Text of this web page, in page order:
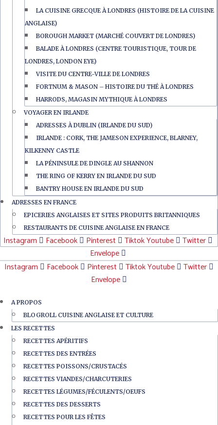
LA CUISINE GRECQUE À LONDRES (HISTOIRE DE LA CUISINE
ANGLAISE)
BOROUGH MARKET (MARCHÉ COUVERT DE LONDRES)
BALADE À LONDRES (CENTRE TOURISTIQUE, TOUR DE
LONDRES, LONDON EYE)
VISITE DU CENTRE-VILLE DE LONDRES
FORTNUM & MASON – HISTOIRE DU THÉ À LONDRES
HARRODS, MAGASIN MYTHIQUE À LONDRES
VOYAGER EN IRLANDE
ADRESSES À DUBLIN (IRLANDE DU SUD)
IRLANDE : CORK, THE JAMESON EXPERIENCE, BLARNEY,
KILKENNY CASTLE
LA PÉNINSULE DE DINGLE AU SHANNON
THE RING OF KERRY EN IRLANDE DU SUD
BANTRY HOUSE EN IRLANDE DU SUD
ADRESSES EN FRANCE
EPICERIES ANGLAISES ET SITES PRODUITS BRITANNIQUES
RESTAURANTS DE CUISINE ANGLAISE EN FRANCE
Instagram Facebook Pinterest TiktokYoutube
Twitter
Envelope
Instagram
Facebook Pinterest TiktokYoutube
Twitter
Envelope
A PROPOS
BLOGROLL CUISINE ANGLAISE ET CULTURE
LES RECETTES
RECETTES APÉRITIFS
RECETTES DES ENTRÉES
RECETTES POISSONS/CRUSTACÉS
RECETTES VIANDES/CHARCUTERIES
RECETTES LÉGUMES/FÉCULENTS/OEUFS
RECETTES DES DESSERTS
RECETTES POUR LES FÊTES